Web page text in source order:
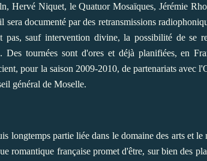
Hervé Niquet, le Quatuor Mosaïques, Jérémie
sera documenté par des retransmissions
pas, sauf intervention divine, la possibilité de se
Des tournées sont d'ores et déjà planifiées, en
pour la saison 2009-2010, de partenariats avec
général de Moselle.
longtemps partie liée dans le domaine des arts et
romantique française promet d'être, sur bien des